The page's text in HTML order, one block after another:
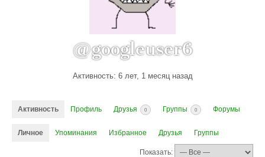
@googleuser6
Активность: 6 лет, 1 месяц назад
Активность Профиль Друзья 0 Группы 0 Форумы
Личное Упоминания Избранное Друзья Группы
Показать: